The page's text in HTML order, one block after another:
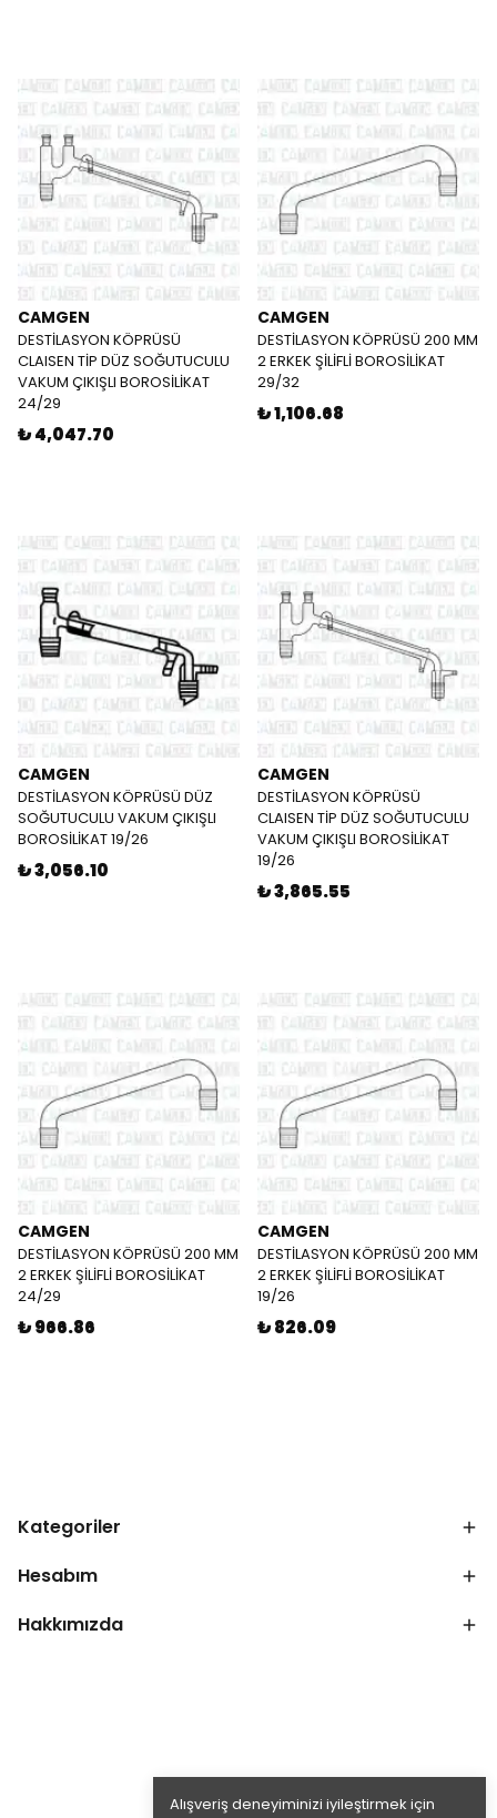
Alışveriş deneyiminizi iyileştirmek için
CAMGEN
DESTİLASYON KÖPRÜSÜ
CLAISEN TİP DÜZ SOĞUTUCULU
VAKUM ÇIKIŞLI BOROSİLİKAT
24/29
₺ 4,047.70
CAMGEN
DESTİLASYON KÖPRÜSÜ 200 MM
2 ERKEK ŞİLİFLİ BOROSİLİKAT
29/32
₺ 1,106.68
CAMGEN
DESTİLASYON KÖPRÜSÜ DÜZ
SOĞUTUCULU VAKUM ÇIKIŞLI
BOROSİLİKAT 19/26
₺ 3,056.10
CAMGEN
DESTİLASYON KÖPRÜSÜ
CLAISEN TİP DÜZ SOĞUTUCULU
VAKUM ÇIKIŞLI BOROSİLİKAT
19/26
₺ 3,865.55
CAMGEN
DESTİLASYON KÖPRÜSÜ 200 MM
2 ERKEK ŞİLİFLİ BOROSİLİKAT
24/29
₺ 966.86
CAMGEN
DESTİLASYON KÖPRÜSÜ 200 MM
2 ERKEK ŞİLİFLİ BOROSİLİKAT
19/26
₺ 826.09
Kategoriler
Hesabım
Hakkımızda